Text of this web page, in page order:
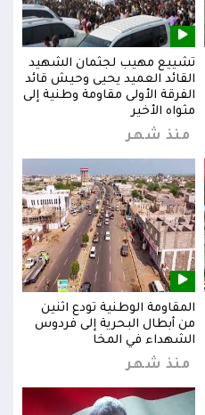
تشييع مهيب لجثمان الشهيد
القائد العميد يحيى وحيش قائد
الفرقة الأولى مقاومة وطنية إلى
مثواه الأخير
منذ شهر
المقاومة الوطنية تودع اثنين
من أبطال البحرية إلى فردوس
الشهداء في المخا
منذ شهر